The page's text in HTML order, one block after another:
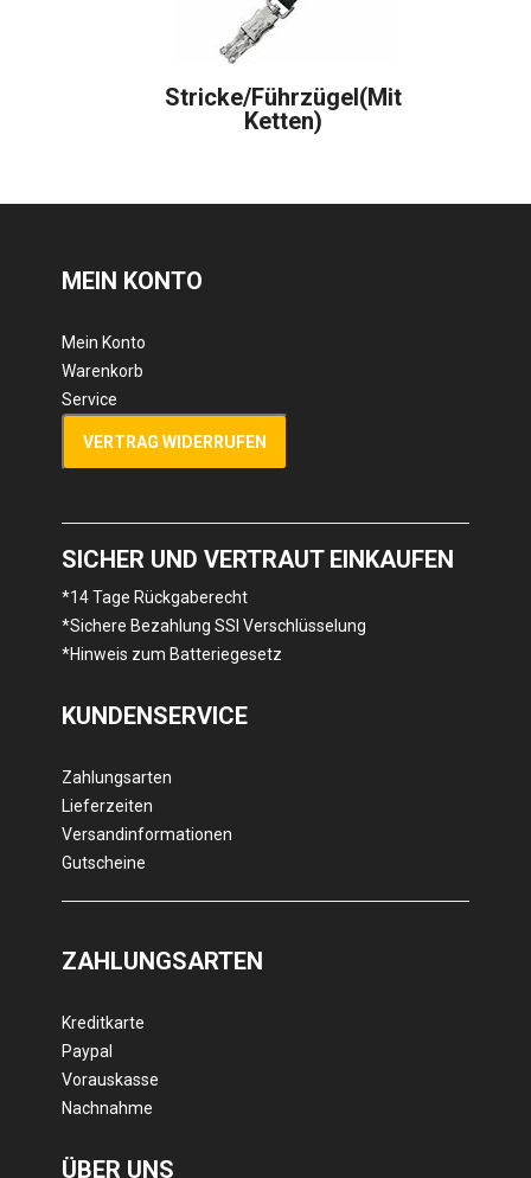
Stricke/Führzügel(mit
Ketten)
MEIN KONTO
Mein Konto
Warenkorb
Service
VERTRAG WIDERRUFEN
SICHER UND VERTRAUT EINKAUFEN
*14 Tage Rückgaberecht
*Sichere Bezahlung SSl Verschlüsselung
*Hinweis zum Batteriegesetz
KUNDENSERVICE
Zahlungsarten
Lieferzeiten
Versandinformationen
Gutscheine
ZAHLUNGSARTEN
Kreditkarte
Paypal
Vorauskasse
Nachnahme
ÜBER UNS